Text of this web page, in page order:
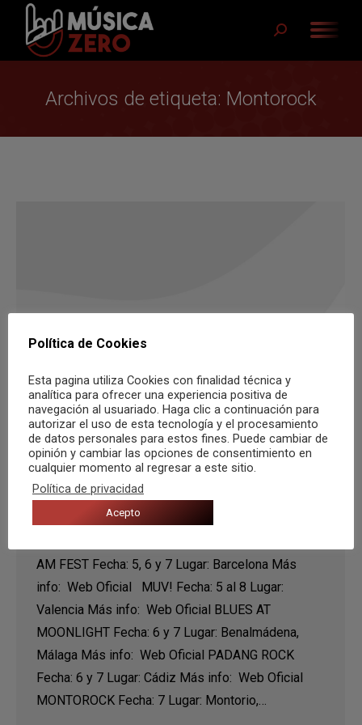
Buscar:
Archivos de etiqueta: Montorock
Agenda de festivales – Noviembre
2015
Recomendaciones
AM FEST Fecha: 5, 6 y 7 Lugar: Barcelona Más
info: Web Oficial MUV! Fecha: 5 al 8 Lugar:
Valencia Más info: Web Oficial BLUES AT
MOONLIGHT Fecha: 6 y 7 Lugar: Benalmádena,
Málaga Más info: Web Oficial PADANG ROCK
Fecha: 6 y 7 Lugar: Cádiz Más info: Web Oficial
MONTOROCK Fecha: 7 Lugar: Montorio,…
Política de Cookies
Esta pagina utiliza Cookies con finalidad técnica y
analítica para ofrecer una experiencia positiva de
navegación al usuariado. Haga clic a continuación para
autorizar el uso de esta tecnología y el procesamiento
de datos personales para estos fines. Puede cambiar de
opinión y cambiar las opciones de consentimiento en
cualquier momento al regresar a este sitio.
Política de privacidad
Acepto